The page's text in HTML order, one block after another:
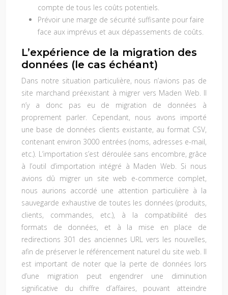
compte de tous les coûts potentiels.
Prévoir une marge de sécurité suffisante pour faire
face aux imprévus et aux dépassements de coûts.
L’expérience de la migration des
données (le cas échéant)
Dans notre situation particulière, nous n’avions pas de
site marchand préexistant à migrer vers Maden Web. Il
n’y a donc pas eu de migration de données à
proprement parler. Cependant, nous avons importé
une base de données clients existante, au format CSV,
contenant environ 3000 entrées (noms, adresses e-mail,
etc.). L’importation s’est déroulée sans encombre, grâce
à l’outil d’importation intégré à Maden Web. Si nous
avions dû migrer un site web e-commerce complet,
nous aurions accordé une attention particulière à la
sauvegarde exhaustive de toutes les données (produits,
clients, commandes, etc.), à la compatibilité des
formats de données, et à la mise en place de
redirections 301 des anciennes URL vers les nouvelles,
afin de préserver le référencement naturel du site web. Il
est important de noter que la perte de données lors
d’une migration peut engendrer une diminution
significative du chiffre d’affaires, pouvant atteindre